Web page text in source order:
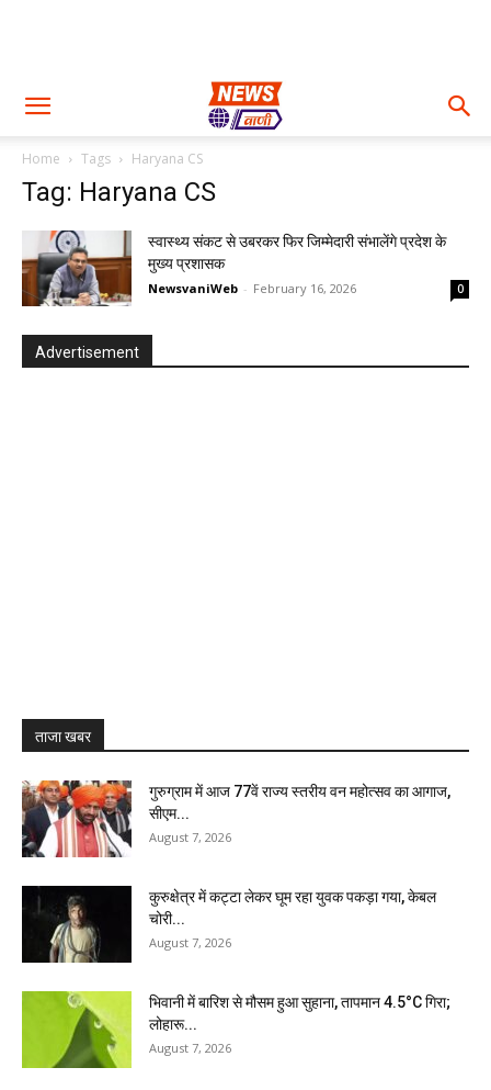
Home Tags Haryana CS
Tag: Haryana CS
स्वास्थ्य संकट से उबरकर फिर जिम्मेदारी संभालेंगे प्रदेश के
मुख्य प्रशासक
NewsvaniWeb - February 16, 2026 0
Advertisement
ताजा खबर
गुरुग्राम में आज 77वें राज्य स्तरीय वन महोत्सव का आगाज,
सीएम...
August 7, 2026
कुरुक्षेत्र में कट्टा लेकर घूम रहा युवक पकड़ा गया, केबल
चोरी...
August 7, 2026
भिवानी में बारिश से मौसम हुआ सुहाना, तापमान 4.5°C गिरा;
लोहारू...
August 7, 2026